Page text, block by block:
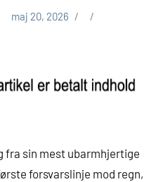
maj 20, 2026
fra sin mest ubarmhjertige
forsvarslinje mod regn,